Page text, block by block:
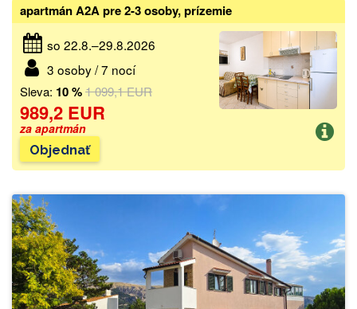
apartmán A2A pre 2-3 osoby, prízemie
so 22.8.–29.8.2026
3 osoby / 7 nocí
Sleva: 10 %1 099,1 EUR
989,2 EUR
za apartmán
Objednať